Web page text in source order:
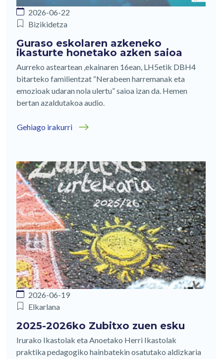
2026-06-22
Bizikidetza
Guraso eskolaren azkeneko
ikasturte honetako azken saioa
Aurreko asteartean ,ekainaren 16ean, LH5etik DBH4
bitarteko familientzat “Nerabeen harremanak eta
emozioak udaran nola ulertu” saioa izan da. Hemen
bertan azaldutakoa audio.
Gehiago irakurri
2026-06-19
Elkarlana
2025-2026ko Zubitxo zuen esku
Irurako Ikastolak eta Anoetako Herri Ikastolak
praktika pedagogiko hainbatekin osatutako aldizkaria